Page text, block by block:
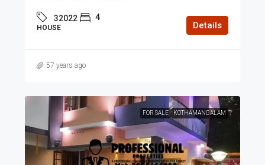
32022 4
HOUSE Details
57 years ago
FOR SALE KOTHAMANGALAM